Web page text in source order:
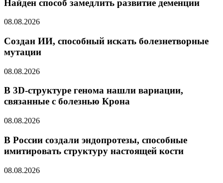
Найден способ замедлить развитие деменции
08.08.2026
Создан ИИ, способный искать болезнетворные
мутации
08.08.2026
В 3D-структуре генома нашли вариации,
связанные с болезнью Крона
08.08.2026
В России создали эндопротезы, способные
имитировать структуру настоящей кости
08.08.2026